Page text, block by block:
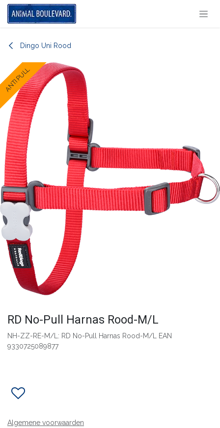
Overslaan naar inhoud
Dingo Uni Rood
ANTI PULL
RD No-Pull Harnas Rood-M/L
NH-ZZ-RE-M/L: RD No-Pull Harnas Rood-M/L EAN
9330725089877
Algemene voorwaarden